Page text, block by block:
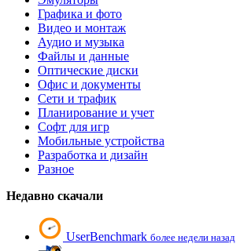
Графика и фото
Видео и монтаж
Аудио и музыка
Файлы и данные
Оптические диски
Офис и документы
Сети и трафик
Планирование и учет
Софт для игр
Мобильные устройства
Разработка и дизайн
Разное
Недавно скачали
UserBenchmark более недели назад